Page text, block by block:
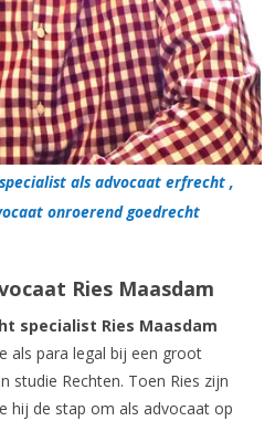
als advocaat erfrecht ,
onroerend goedrecht
Ries Maasdam
specialist Ries Maasdam
als para legal bij een groot
studie Rechten. Toen Ries zijn
hij de stap om als advocaat op